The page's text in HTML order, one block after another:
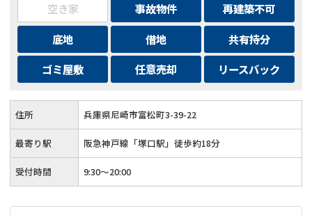
空き家 事故物件
再建築不可
底地
借地
共有持分
ゴミ屋敷
任意売却 リースバック
住所 兵庫県尼崎市富松町3-39-22
最寄り駅 阪急神戸線「塚口駅」徒歩約18分
受付時間 9:30～20:00